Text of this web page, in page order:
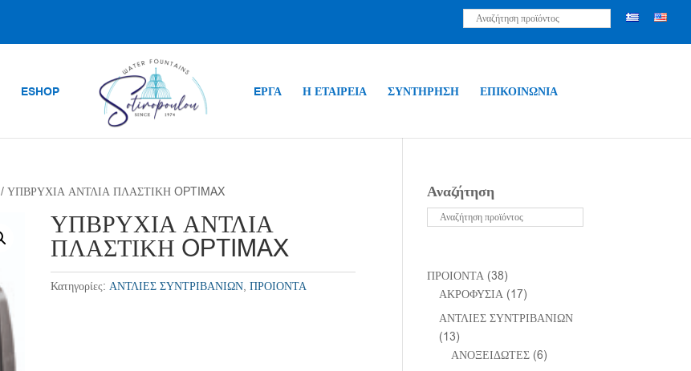
ESHOP EΡΓΑ Η ΕΤΑΙΡΕΙΑ ΣΥΝΤΗΡΗΣΗ ΕΠΙΚΟΙΝΩΝΙΑ
/ ΥΠΒΡΥΧΙΑ ΑΝΤΛΙΑ ΠΛΑΣΤΙΚΗ OPTIMAX
ΥΠΒΡΥΧΙΑ ΑΝΤΛΙΑ
ΠΛΑΣΤΙΚΗ OPTIMAX
Κατηγορίες:ΑΝΤΛΙΕΣ ΣΥΝΤΡΙΒΑΝΙΩΝ,ΠΡΟΙΟΝΤΑ
Αναζήτηση
ΠΡΟΙΟΝΤΑ (38)
ΑΚΡΟΦΥΣΙΑ (17)
ΑΝΤΛΙΕΣ ΣΥΝΤΡΙΒΑΝΙΩΝ
(13)
ΑΝΟΞΕΙΔΩΤΕΣ (6)